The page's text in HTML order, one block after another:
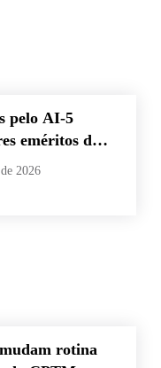
pelo AI-5
eméritos da
2026
rotina